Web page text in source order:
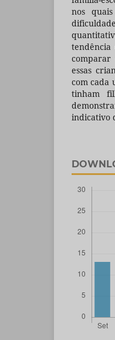
nos
comparar
essas
com cada
tinham
indicativo